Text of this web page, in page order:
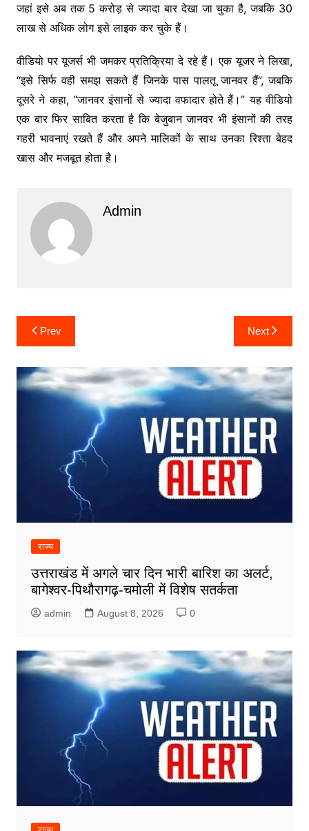
जहां इसे अब तक 5 करोड़ से ज्यादा बार देखा जा चुका है, जबकि 30
लाख से अधिक लोग इसे लाइक कर चुके हैं।
वीडियो पर यूजर्स भी जमकर प्रतिक्रिया दे रहे हैं। एक यूजर ने लिखा,
“इसे सिर्फ वही समझ सकते हैं जिनके पास पालतू जानवर हैं”, जबकि
दूसरे ने कहा, “जानवर इंसानों से ज्यादा वफादार होते हैं।” यह वीडियो
एक बार फिर साबित करता है कि बेजुबान जानवर भी इंसानों की तरह
गहरी भावनाएं रखते हैं और अपने मालिकों के साथ उनका रिश्ता बेहद
खास और मजबूत होता है।
Admin
Post
navigation
Prev Next
राज्य
उत्तराखंड में अगले चार दिन भारी बारिश का अलर्ट,
बागेश्वर-पिथौरागढ़-चमोली में विशेष सतर्कता
admin August 8, 2026 0